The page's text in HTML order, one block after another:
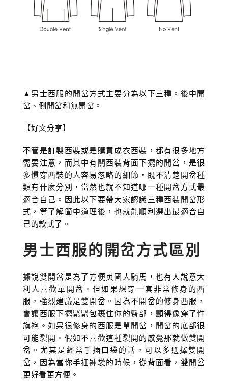
▲男士西服的開岔方式主要分為以下三種。後中開
岔、側開岔和無開岔。
【好文分享】
不管是訂製西裝或是購買成衣西裝，都有很多地方
需要注意，而其中有關西裝背面下擺的開岔，是很
多慣穿西裝的人容易忽略的細節，既不清楚開岔種
類有什麼分別，當然也就不知道哪一種開岔方式最
適合自己。因此以下要帶大家認識三種西裝開岔形
式，等了解箇中道理後，也就能順利選出最適合自
己的款式了。
男士西服的開岔方式區別
據說雙開岔是為了方便英國人騎馬，也有人說意大
利人喜歡單開岔。但如果想穿一套非常修身的西
服，強烈建議是雙開岔。因為不開岔的修身西服，
會讓西服下擺緊緊包裹住你的臀部，顯得像穿了件
旗袍。如果很修身的西服是單開岔，開岔的底部很
可能裂開。假如不喜歡這種裂開的感覺那就做雙開
岔。尤其是經常手插口袋的話，可以多選擇雙開
岔，因為當你手插褲袋的時候，從背面看，雙開岔
更好看更方便。